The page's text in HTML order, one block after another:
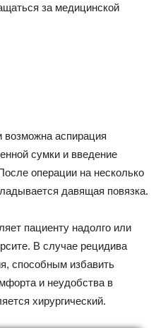
за медицинской
возможна аспирация
сумки и введение
операции на несколько
давящая повязка.
пациенту надолго или
В случае рецидива
способным избавить
и неудобства в
хирургический.